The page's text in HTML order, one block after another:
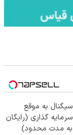
سیگنال به موقع
سرمایه گذاری (رایگان
به مدت محدود)